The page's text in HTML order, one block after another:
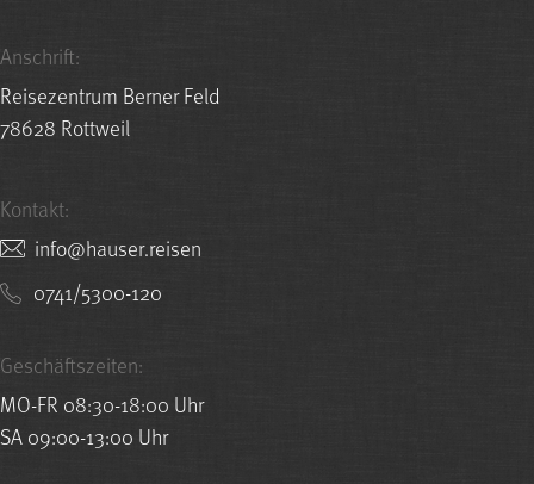
Anschrift:
Reisezentrum Berner Feld
78628 Rottweil
Kontakt:
nesier.resuah@ofni
0741/5300-120
Geschäftszeiten:
MO-FR 08:30-18:00 Uhr
SA 09:00-13:00 Uhr